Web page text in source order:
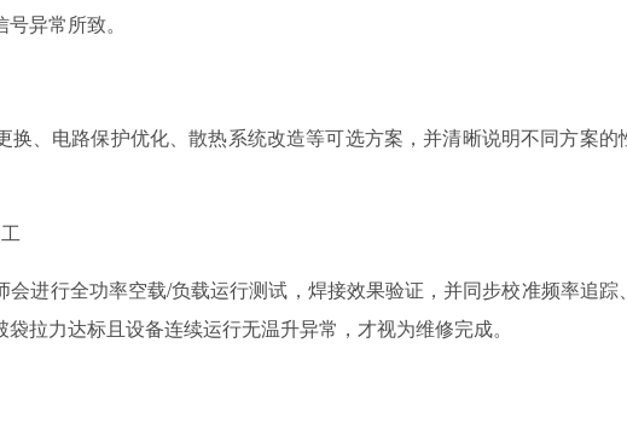
异常所致。
、电路保护优化、散热系统改造等可选方案，并清晰说明不同方案的
进行全功率空载/负载运行测试，焊接效果验证，并同步校准频率追踪
拉力达标且设备连续运行无温升异常，才视为维修完成。